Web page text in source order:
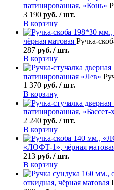
патинированная, «Конь»
3 190 руб. / шт.
В корзину
чёрная матовая Ручка-
287 руб. / шт.
В корзину
патинированная «Лев»
1 370 руб. / шт.
В корзину
патинированная, «Бассет-
2 240 руб. / шт.
В корзину
«ЛОФТ-1», чёрная
213 руб. / шт.
В корзину
откидная, чёрная матовая